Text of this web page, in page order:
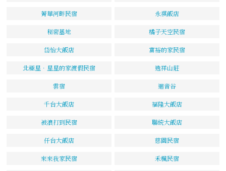
菁華河畔民宿 永祺飯店
秘密基地 橘子天空民宿
岱怡大飯店 富裕的家民宿
北極星．星星的家渡假民宿 逸祥山莊
雲宿 迴音谷
千台大飯店 福隆大飯店
被浪打到民宿 聯統大飯店
仟台大飯店 慈園民宿
來來我家民宿 禾楓民宿